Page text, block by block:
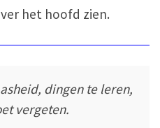
het hoofd zien.
dingen te leren,
vergeten.